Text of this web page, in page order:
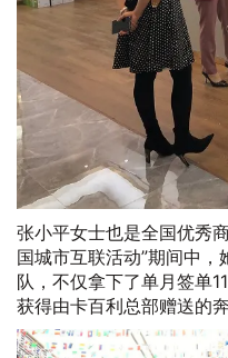
张小平女士也是全国优秀
国城市互联活动”期间中
队，不仅拿下了单月签单
获得由卡百利总部赠送的奔